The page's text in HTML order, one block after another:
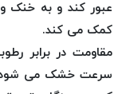
لیمکس
موم
عبور کند و به خنک
کمک می کند.
مقاومت در برابر
سرعت خشک می شود.